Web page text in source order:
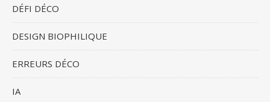
DÉFI DÉCO
DESIGN BIOPHILIQUE
ERREURS DÉCO
IA